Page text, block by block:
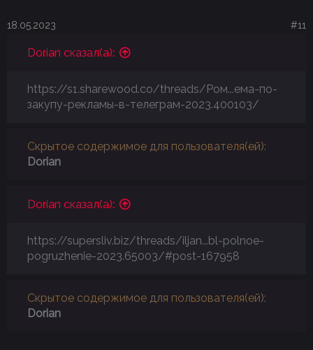
18.05.2023 #11
Dorian сказал(а):
https://s1.sharewood.co/threads/Ром...ема-по-
закупу-рекламы-в-телеграм-2023.400103/
Скрытое содержимое для пользователя(ей):
Dorian
Dorian сказал(а):
https://supersliv.biz/threads/iljan...bl-polnoe-
pogruzhenie-2023.65003/#post-167958
Скрытое содержимое для пользователя(ей):
Dorian